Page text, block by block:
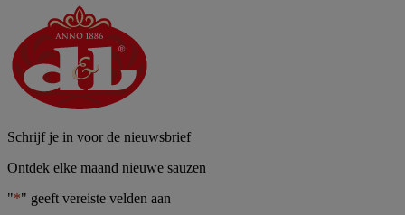
Schrijf je in voor de nieuwsbrief
Ontdek elke maand nieuwe sauzen
"*" geeft vereiste velden aan